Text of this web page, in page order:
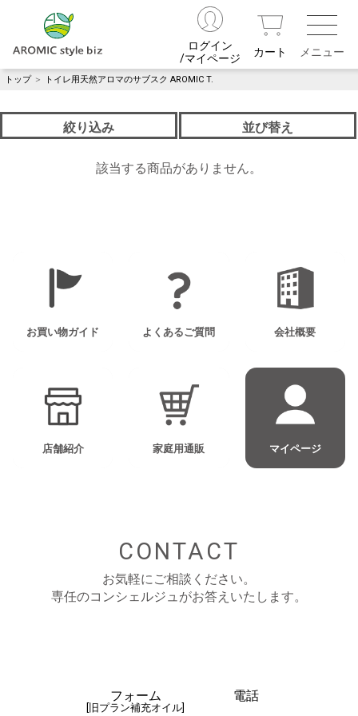
ログイン
/マイページ
カート
トップ ＞ トイレ用天然アロマのサブスク AROMIC T.
絞り込み 並び替え
該当する商品がありません。
お買い物ガイド よくあるご質問 会社概要
店舗紹介 家庭用通販 マイページ
CONTACT
お気軽にご相談ください。
専任のコンシェルジュがお答えいたします。
フォーム
[旧プラン補充オイル]
電話